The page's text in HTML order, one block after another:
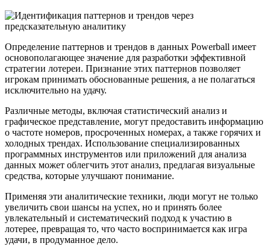
Определение паттернов и трендов в данных Powerball имеет
основополагающее значение для разработки эффективной
стратегии лотереи. Признание этих паттернов позволяет
игрокам принимать обоснованные решения, а не полагаться
исключительно на удачу.
Различные методы, включая статистический анализ и
графическое представление, могут предоставить информацию
о частоте номеров, просроченных номерах, а также горячих и
холодных трендах. Использование специализированных
программных инструментов или приложений для анализа
данных может облегчить этот анализ, предлагая визуальные
средства, которые улучшают понимание.
Применяя эти аналитические техники, люди могут не только
увеличить свои шансы на успех, но и принять более
увлекательный и систематический подход к участию в
лотерее, превращая то, что часто воспринимается как игра
удачи, в продуманное дело.